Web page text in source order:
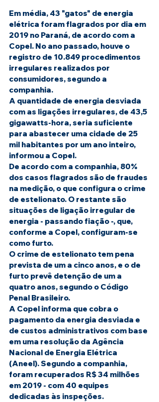
Em média, 43 "gatos" de energia
elétrica foram flagrados por dia em
2019 no Paraná, de acordo com a
Copel. No ano passado, houve o
registro de 10.849 procedimentos
irregulares realizados por
consumidores, segundo a
companhia.
A quantidade de energia desviada
com as ligações irregulares, de 43,5
gigawatts-hora, seria suficiente
para abastecer uma cidade de 25
mil habitantes por um ano inteiro,
informou a Copel.
De acordo com a companhia, 80%
dos casos flagrados são de fraudes
na medição, o que configura o crime
de estelionato. O restante são
situações de ligação irregular de
energia - passando fiação -, que,
conforme a Copel, configuram-se
como furto.
O crime de estelionato tem pena
prevista de um a cinco anos, e o de
furto prevê detenção de um a
quatro anos, segundo o Código
Penal Brasileiro.
A Copel informa que cobra o
pagamento da energia desviada e
de custos administrativos com base
em uma resolução da Agência
Nacional de Energia Elétrica
(Aneel). Segundo a companhia,
foram recuperados R$ 34 milhões
em 2019 - com 40 equipes
dedicadas às inspeções.